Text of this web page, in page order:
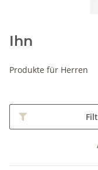
Ihn
Produkte für Herren